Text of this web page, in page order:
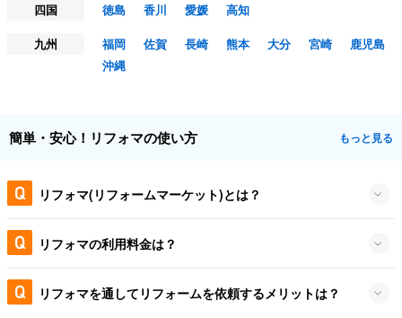
四国
徳島 香川 愛媛
高知
九州
福岡 佐賀 長崎 熊本 大分 宮崎
鹿児島
沖縄
簡単・安心！リフォマの使い方 もっと見る
リフォマ(リフォームマーケット)とは？
リフォマの利用料金は？
リフォマを通してリフォームを依頼するメリットは？